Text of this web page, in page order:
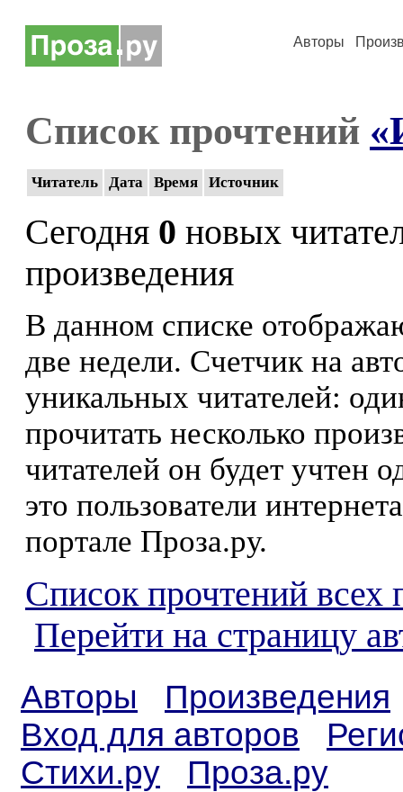
Авторы
Список прочтений
Читатель Дата Время Источник
Сегодня 0 новых
произведения
В данном списке
две недели. Счетчик на
уникальных читателей:
прочитать несколько
читателей он будет учтен
это пользователи
портале Проза.ру.
Список прочтений всех
Перейти на страницу
Авторы
Произведения
Вход для авторов
Стихи.ру
Проза.ру